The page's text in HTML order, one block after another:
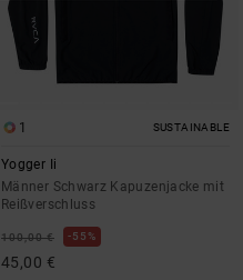
1 SUSTAINABLE
Yogger Ii
Männer Schwarz Kapuzenjacke mit
Reißverschluss
100,00 € 55%
45,00 €